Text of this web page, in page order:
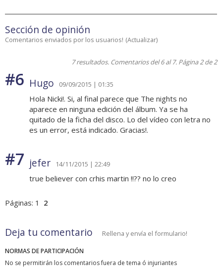
Sección de opinión
Comentarios enviados por los usuarios! (Actualizar)
7 resultados. Comentarios del 6 al 7. Página 2 de 2
#6 Hugo 09/09/2015 | 01:35
Hola Nicki!. Si, al final parece que The nights no
aparece en ninguna edición del álbum. Ya se ha
quitado de la ficha del disco. Lo del vídeo con letra no
es un error, está indicado. Gracias!.
#7 jefer 14/11/2015 | 22:49
true believer con crhis martin !!?? no lo creo
Páginas: 1 2
Deja tu comentario Rellena y envía el formulario!
NORMAS DE PARTICIPACIÓN
No se permitirán los comentarios fuera de tema ó injuriantes